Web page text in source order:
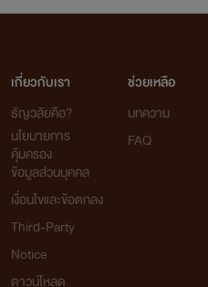
เกี่ยวกับเรา
ธัญวลัยคือ?
นโยบายการ
คุ้มครอง
ข้อมูลส่วนบุคคล
เงื่อนไขและข้อตกลง
Third-Party
Notice
ดาวน์โหลด
ช่วยเหลือ
บทความ
FAQ